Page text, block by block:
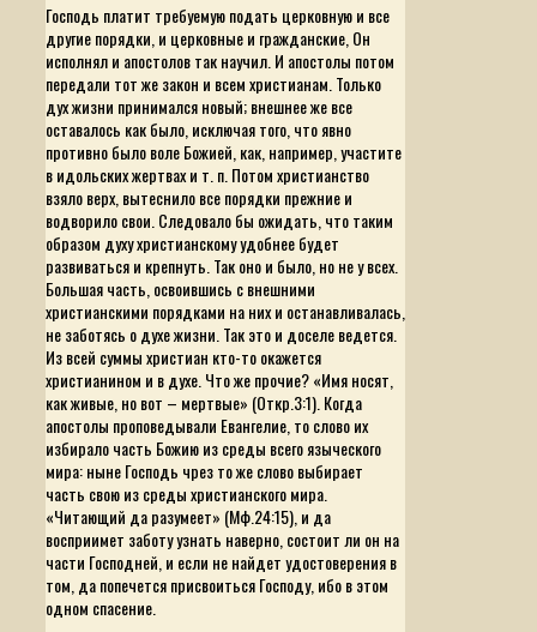
Господь платит требуемую подать церковную и все
другие порядки, и церковные и гражданские, Он
исполнял и апостолов так научил. И апостолы потом
передали тот же закон и всем христианам. Только
дух жизни принимался новый; внешнее же все
оставалось как было, исключая того, что явно
противно было воле Божией, как, например, участите
в идольских жертвах и т. п. Потом христианство
взяло верх, вытеснило все порядки прежние и
водворило свои. Следовало бы ожидать, что таким
образом духу христианскому удобнее будет
развиваться и крепнуть. Так оно и было, но не у всех.
Большая часть, освоившись с внешними
христианскими порядками на них и останавливалась,
не заботясь о духе жизни. Так это и доселе ведется.
Из всей суммы христиан кто-то окажется
христианином и в духе. Что же прочие? «Имя носят,
как живые, но вот – мертвые» (Откр.3:1). Когда
апостолы проповедывали Евангелие, то слово их
избирало часть Божию из среды всего языческого
мира: ныне Господь чрез то же слово выбирает
часть свою из среды христианского мира.
«Читающий да разумеет» (Мф.24:15), и да
восприимет заботу узнать наверно, состоит ли он на
части Господней, и если не найдет удостоверения в
том, да попечется присвоиться Господу, ибо в этом
одном спасение.